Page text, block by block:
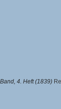
4. Heft (1839)